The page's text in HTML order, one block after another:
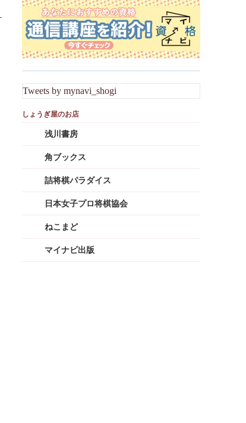
Tweets by mynavi_shogi
浅川書房
角ブックス
詰将棋パラダイス
日本女子プロ将棋協会
ねこまど
マイナビ出版